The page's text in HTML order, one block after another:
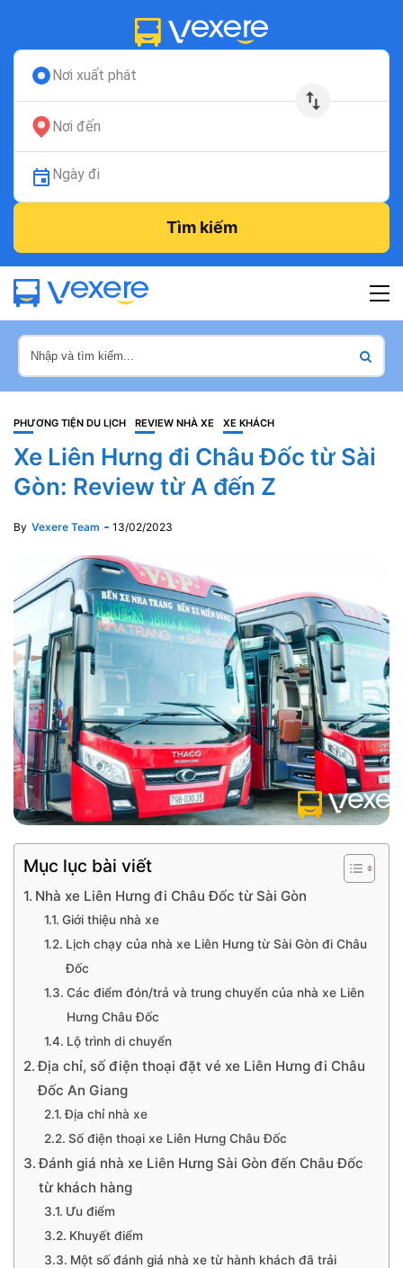
Nơi xuất phát
Nơi đến
Ngày đi
Tìm kiếm
PHƯƠNG TIỆN DU LỊCH REVIEW NHÀ XE XE KHÁCH
Xe Liên Hưng đi Châu Đốc từ Sài
Gòn: Review từ A đến Z
By Vexere Team 13/02/2023
Mục lục bài viết
Nhà xe Liên Hưng đi Châu Đốc từ Sài Gòn
Giới thiệu nhà xe
Lịch chạy của nhà xe Liên Hưng từ Sài Gòn đi Châu
Đốc
Các điểm đón/trả và trung chuyển của nhà xe Liên
Hưng Châu Đốc
Lộ trình di chuyển
Địa chỉ, số điện thoại đặt vé xe Liên Hưng đi Châu
Đốc An Giang
Địa chỉ nhà xe
Số điện thoại xe Liên Hưng Châu Đốc
Đánh giá nhà xe Liên Hưng Sài Gòn đến Châu Đốc
từ khách hàng
Ưu điểm
Khuyết điểm
Một số đánh giá nhà xe từ hành khách đã trải